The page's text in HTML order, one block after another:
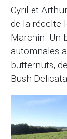
Cyril et
de la récolte
Marchin. Un
automnales
butternuts,
Bush